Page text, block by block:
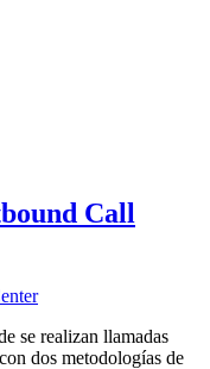
Call
se realizan llamadas
dos metodologías de